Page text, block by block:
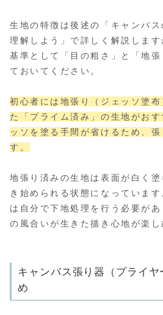
生地の特徴は後述の「キャンバ
理解しよう」で詳しく解説しま
基準として「目の粗さ」と「地張
ておいてください。
初心者には地張り（ジェッソ塗
た「プライム済み」の生地がお
ッソを塗る手間が省けるため、
す。
地張り済みの生地は表面が白く
き始められる状態になっていま
は自分で下地処理を行う必要が
の風合いが生きた描き心地が楽し
キャンバス張り器（プライ
め